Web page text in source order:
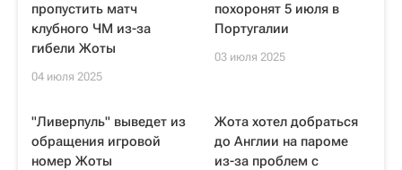
пропустить матч
клубного ЧМ из-за
гибели Жоты
04 июля 2025
похоронят 5 июля в
Португалии
03 июля 2025
"Ливерпуль" выведет из
обращения игровой
номер Жоты
Жота хотел добраться
до Англии на пароме
из-за проблем с